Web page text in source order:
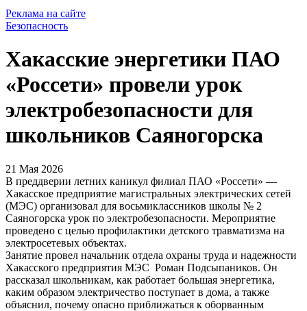
Реклама на сайте
Безопасность
Хакасские энергетики ПАО
«Россети» провели урок
электробезопасности для
школьников Саяногорска
21 Мая 2026
В преддверии летних каникул филиал ПАО «Россети» —
Хакасское предприятие магистральных электрических сетей
(МЭС) организовал для восьмиклассников школы № 2
Саяногорска урок по электробезопасности. Мероприятие
проведено с целью профилактики детского травматизма на
электросетевых объектах.
Занятие провел начальник отдела охраны труда и надежности
Хакасского предприятия МЭС Роман Подсыпаников. Он
рассказал школьникам, как работает большая энергетика,
каким образом электричество поступает в дома, а также
объяснил, почему опасно приближаться к оборванным